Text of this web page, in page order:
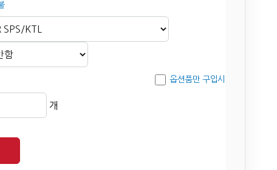
옵션품만 구입시
개